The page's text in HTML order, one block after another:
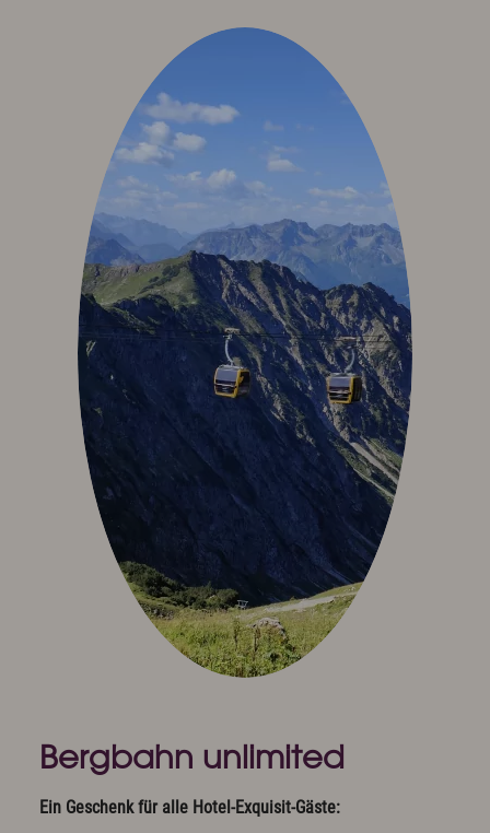
Oberstdorf im Allgäu
Sehenswertes
Kultur & Tradition
Oberstdorf in Bewegtbildern
Webcams & Wetterbericht
Newsletter & Downloads Wissenswertes & AGB
Jobs & Karriere
Anreise
English
Kontakt E-Mail Tel.: 08322 963 30
Bergbahn unlimited
Ein Geschenk für alle Hotel-Exquisit-Gäste: